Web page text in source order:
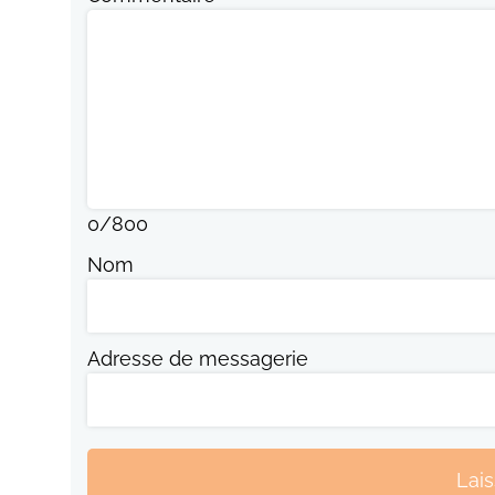
0/800
Nom
Adresse de messagerie